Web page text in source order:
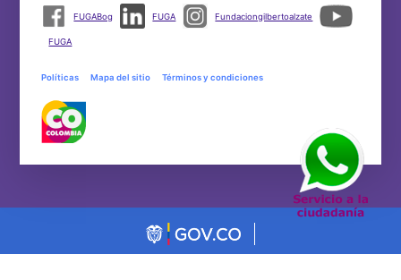
FUGABog FUGA Fundaciongilbertoalzate
FUGA
Políticas Mapa del sitio Términos y condiciones